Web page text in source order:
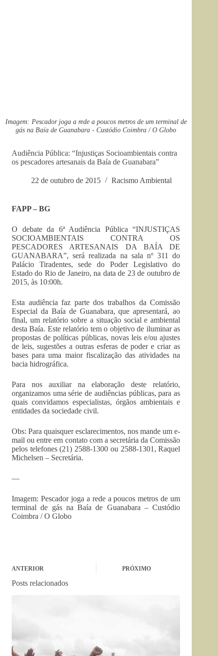
Imagem: Pescador joga a rede a poucos metros de um terminal de
gás na Baía de Guanabara - Custódio Coimbra / O Globo
Audiência Pública: “Injustiças Socioambientais contra
os pescadores artesanais da Baía de Guanabara”
22 de outubro de 2015 Racismo Ambiental
FAPP – BG
O debate da 6ª Audiência Pública “INJUSTIÇAS
SOCIOAMBIENTAIS CONTRA OS
PESCADORES ARTESANAIS DA BAÍA DE
GUANABARA”, será realizada na sala nº 311 do
Palácio Tiradentes, sede do Poder Legislativo do
Estado do Rio de Janeiro, na data de 23 de outubro de
2015, às 10:00h.
Esta audiência faz parte dos trabalhos da Comissão
Especial da Baía de Guanabara, que apresentará, ao
final, um relatório sobre a situação social e ambiental
desta Baía. Este relatório tem o objetivo de iluminar as
propostas de políticas públicas, novas leis e/ou ajustes
de leis, sugestões a outras esferas de poder e criar as
bases para uma maior fiscalização das atividades na
bacia hidrográfica.
Para nos auxiliar na elaboração deste relatório,
organizamos uma série de audiências públicas, para as
quais convidamos especialistas, órgãos ambientais e
entidades da sociedade civil.
Obs: Para quaisquer esclarecimentos, nos mande um e-
mail ou entre em contato com a secretária da Comissão
pelos telefones (21) 2588-1300 ou 2588-1301, Raquel
Michelsen – Secretária.
—
Imagem: Pescador joga a rede a poucos metros de um
terminal de gás na Baía de Guanabara – Custódio
Coimbra / O Globo
ANTERIOR PRÓXIMO
Posts relacionados